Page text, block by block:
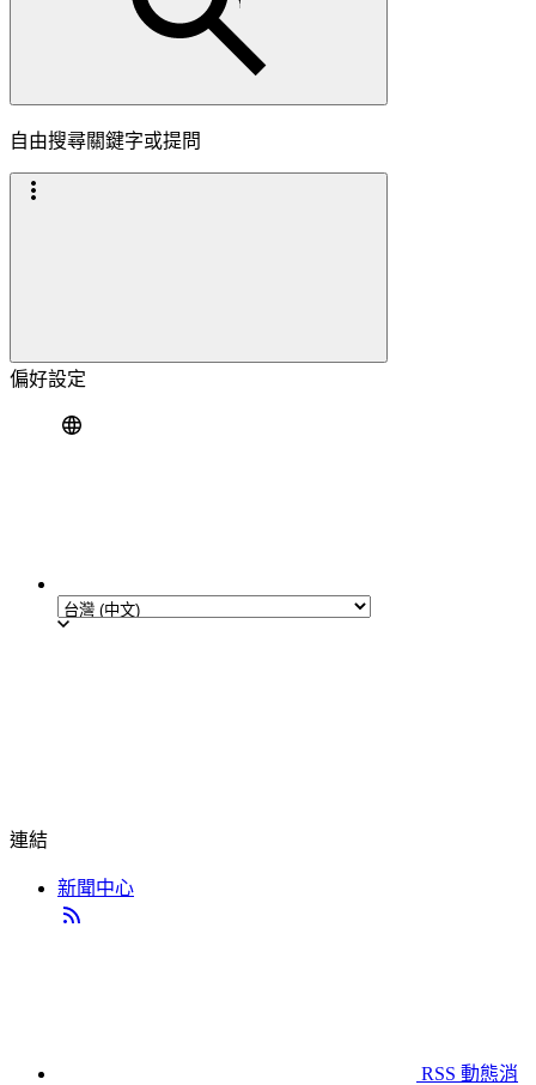
自由搜尋關鍵字或提問
偏好設定
連結
新聞中心
RSS 動態消